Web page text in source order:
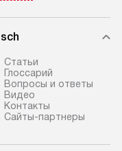
Cтатьи
Глоссарий
Вопросы и ответы
Видео
Контакты
Сайты-партнеры